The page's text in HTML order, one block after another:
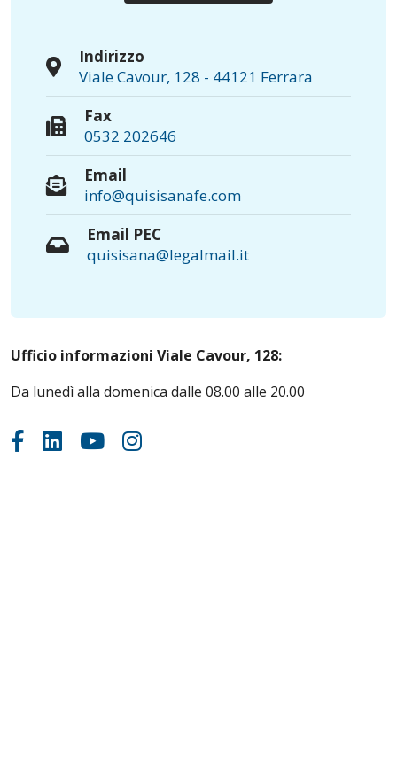
Indirizzo
Viale Cavour, 128 - 44121 Ferrara
Fax
0532 202646
Email
info@quisisanafe.com
Email PEC
quisisana@legalmail.it
Ufficio informazioni Viale Cavour, 128:
Da lunedì alla domenica dalle 08.00 alle 20.00